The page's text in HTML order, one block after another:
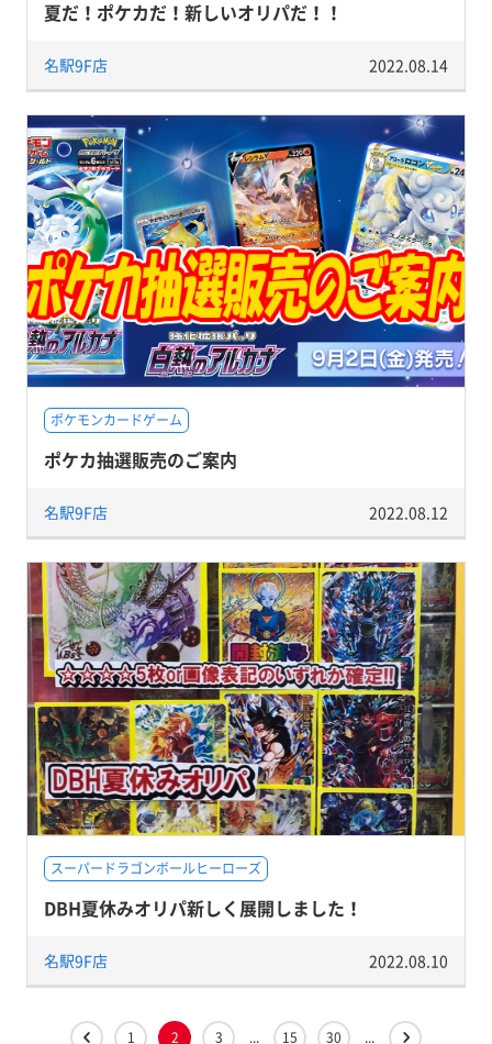
夏だ！ポケカだ！新しいオリパだ！！
名駅9F店 2022.08.14
ポケモンカードゲーム
ポケカ抽選販売のご案内
名駅9F店 2022.08.12
スーパードラゴンボールヒーローズ
DBH夏休みオリパ新しく展開しました！
名駅9F店 2022.08.10
1 2 3 ... 15 30 ...